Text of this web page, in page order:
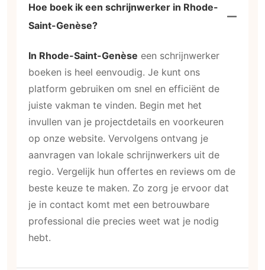
Hoe boek ik een schrijnwerker in Rhode-
Saint-Genèse?
In Rhode-Saint-Genèse een schrijnwerker
boeken is heel eenvoudig. Je kunt ons
platform gebruiken om snel en efficiënt de
juiste vakman te vinden. Begin met het
invullen van je projectdetails en voorkeuren
op onze website. Vervolgens ontvang je
aanvragen van lokale schrijnwerkers uit de
regio. Vergelijk hun offertes en reviews om de
beste keuze te maken. Zo zorg je ervoor dat
je in contact komt met een betrouwbare
professional die precies weet wat je nodig
hebt.